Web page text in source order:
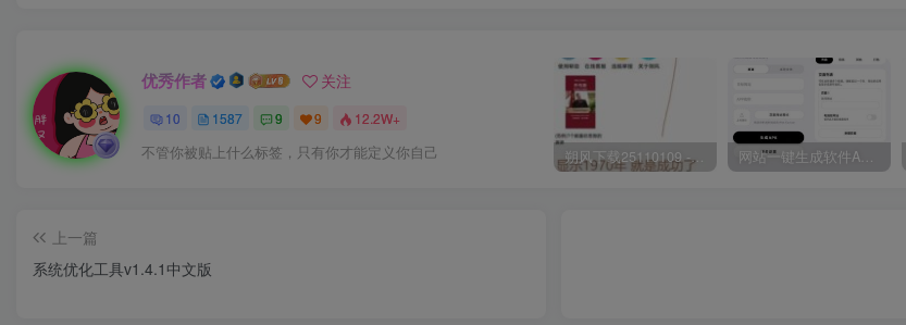
优秀作者 关注
10 1587 9 9 12.2W+
不管你被贴上什么标签，只有你才能定义你自己 朔风下载25110109 -磁力下载神器-去VIP限制版本 网站一键生成软件APP 完美版 同时支持打包html文件
上一篇
系统优化工具v1.4.1中文版